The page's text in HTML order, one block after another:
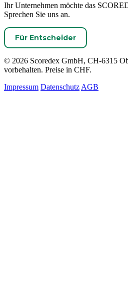
Ihr Unternehmen möchte das
Sprechen Sie uns an.
Für Entscheider
© 2026 Scoredex GmbH, CH-6315
vorbehalten. Preise in CHF.
Impressum Datenschutz AGB